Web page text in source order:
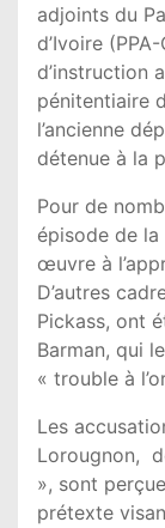
adjoints du
d’Ivoire
d’instruction
pénitentiaire
l’ancienne
détenue à la
Pour de
épisode de la
œuvre à
D’autres
Pickass, ont
Barman, qui
« trouble à
Les
Lorougnon,
», sont
prétexte